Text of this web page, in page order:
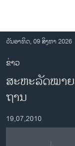
ເຂົ້າ
ຫາ
ຂ້າມ
ຂ້າມ
ຂ້າມ
ໄປ
ຫາ
ຊອກ
ອາເມຣິກາ
ການເລືອກຕັ້ງ ປະທາ
ຂ່າວ​ຈີນ
ວັນອາທິດ, 09 ສິງຫາ 2026
ຂ່າວ
ສະຫະລັດໝາ
ຖານ
19,07,2010